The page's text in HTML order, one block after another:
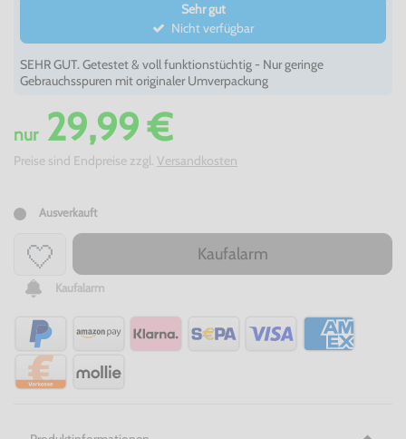
Sehr gut
Nicht verfügbar
SEHR GUT. Getestet & voll funktionstüchtig - Nur geringe
Gebrauchsspuren mit originaler Umverpackung
nur29,99 €
Preise sind Endpreise zzgl. Versandkosten
Ausverkauft
Kaufalarm
Kaufalarm